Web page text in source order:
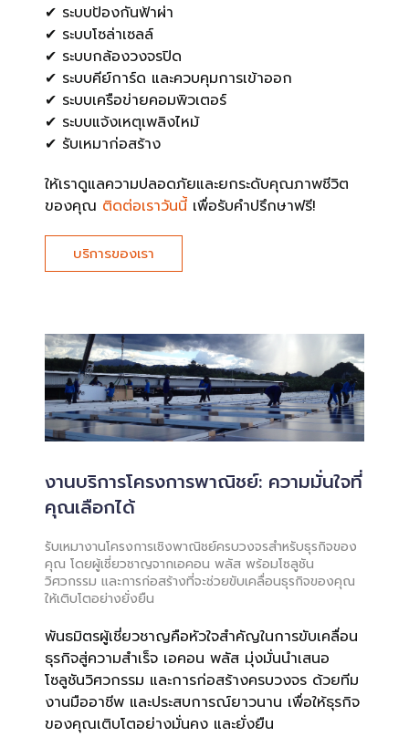
✔ ระบบป้องกันฟ้าผ่า
✔ ระบบโซล่าเซลล์
✔ ระบบกล้องวงจรปิด
✔ ระบบคีย์การ์ด และควบคุมการเข้าออก
✔ ระบบเครือข่ายคอมพิวเตอร์
✔ ระบบแจ้งเหตุเพลิงไหม้
✔ รับเหมาก่อสร้าง
ให้เราดูแลความปลอดภัยและยกระดับคุณภาพชีวิต
ของคุณ ติดต่อเราวันนี้ เพื่อรับคำปรึกษาฟรี!
บริการของเรา
งานบริการโครงการพาณิชย์: ความมั่นใจที่
คุณเลือกได้
รับเหมางานโครงการเชิงพาณิชย์ครบวงจรสำหรับธุรกิจของ
คุณ โดยผู้เชี่ยวชาญจากเอคอน พลัส พร้อมโซลูชัน
วิศวกรรม และการก่อสร้างที่จะช่วยขับเคลื่อนธุรกิจของคุณ
ให้เติบโตอย่างยั่งยืน
พันธมิตรผู้เชี่ยวชาญคือหัวใจสำคัญในการขับเคลื่อน
ธุรกิจสู่ความสำเร็จ เอคอน พลัส มุ่งมั่นนำเสนอ
โซลูชันวิศวกรรม และการก่อสร้างครบวงจร ด้วยทีม
งานมืออาชีพ และประสบการณ์ยาวนาน เพื่อให้ธุรกิจ
ของคุณเติบโตอย่างมั่นคง และยั่งยืน